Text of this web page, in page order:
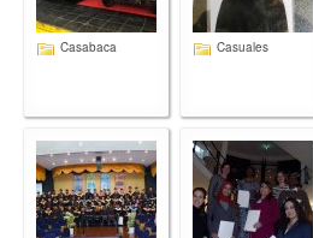
Casabaca Casuales